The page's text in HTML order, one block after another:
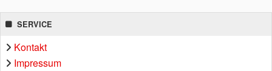
SERVICE
Kontakt
Impressum